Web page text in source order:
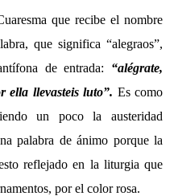
que recibe el nombre
que significa “alegraos”,
de entrada: “alégrate,
ella llevasteis luto”. Es como
un poco la austeridad
palabra de ánimo porque la
reflejado en la liturgia que
por el color rosa.